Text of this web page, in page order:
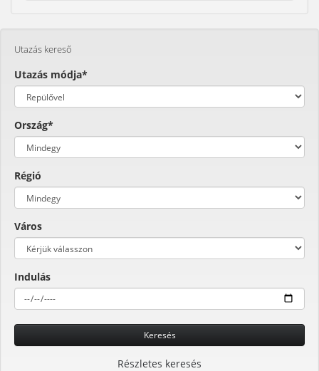
Utazás kereső
Utazás módja*
Ország*
Régió
Város
Indulás
Keresés
Részletes keresés